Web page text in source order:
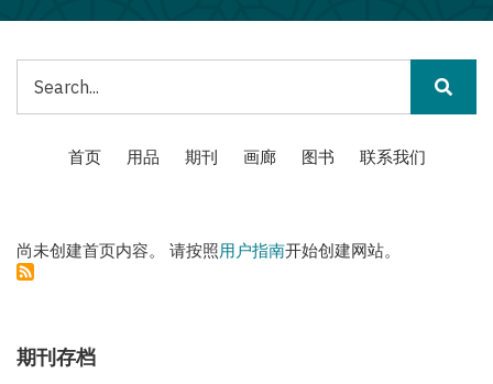
navigation
首页 用品 期刊 画廊 图书 联系我们
尚未创建首页内容。 请按照用户指南开始创建网站。
期刊存档